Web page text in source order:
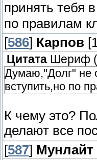
принять тебя
по правилам
[586] Карпов
Цитата Шериф (
Думаю,"Долг" не
вступить,но по
К чему это?
делают все
[587] Мунлайт